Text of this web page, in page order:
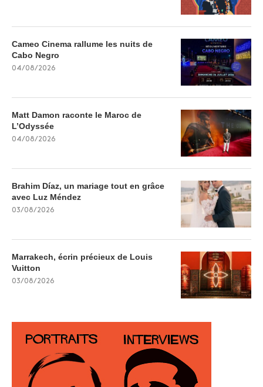
Cameo Cinema rallume les nuits de
Cabo Negro
04/08/2026
Matt Damon raconte le Maroc de
L’Odyssée
04/08/2026
Brahim Díaz, un mariage tout en grâce
avec Luz Méndez
03/08/2026
Marrakech, écrin précieux de Louis
Vuitton
03/08/2026